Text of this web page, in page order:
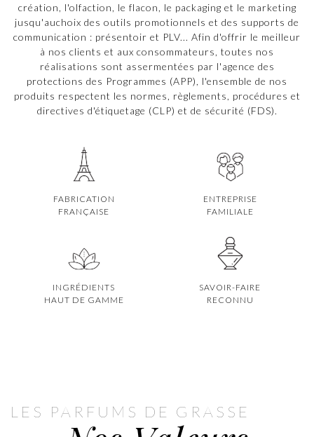
création, l'olfaction, le flacon, le packaging et le marketing
jusqu'auchoix des outils promotionnels et des supports de
communication : présentoir et PLV... Afin d'offrir le meilleur
à nos clients et aux consommateurs, toutes nos
réalisations sont assermentées par l'agence des
protections des Programmes (APP), l'ensemble de nos
produits respectent les normes, règlements, procédures et
directives d'étiquetage (CLP) et de sécurité (FDS).
FABRICATION
FRANÇAISE
ENTREPRISE
FAMILIALE
INGRÉDIENTS
HAUT DE GAMME
SAVOIR-FAIRE
RECONNU
LES PARFUMS DE GRASSE